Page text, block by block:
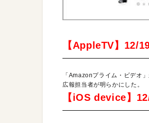
【AppleTV】12/
「Amazonプライム・ビデオ
広報担当者が明らかにした。
【iOS device】